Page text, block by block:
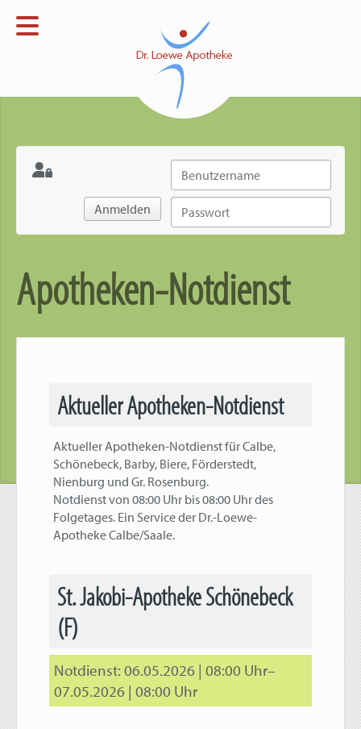
Apotheke Open submenu
Impressum
Anmelden
Apotheken-Notdienst
Aktueller Apotheken-Notdienst
Aktueller Apotheken-Notdienst für Calbe,
Schönebeck, Barby, Biere, Förderstedt,
Nienburg und Gr. Rosenburg.
Notdienst von 08:00 Uhr bis 08:00 Uhr des
Folgetages. Ein Service der Dr.-Loewe-
Apotheke Calbe/Saale.
St. Jakobi-Apotheke Schönebeck
(F)
06.05.2026 | 08:00 Uhr–
07.05.2026 | 08:00 Uhr